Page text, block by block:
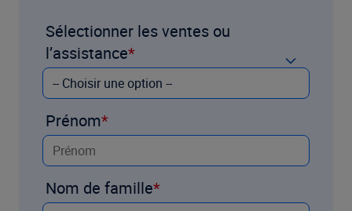
Sélectionner les ventes ou
l’assistance
Prénom
Nom de famille